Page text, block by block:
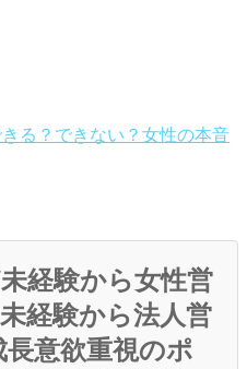
る？できない？女性の本音
経験から女性営
経験から法人営
意欲重視のポ